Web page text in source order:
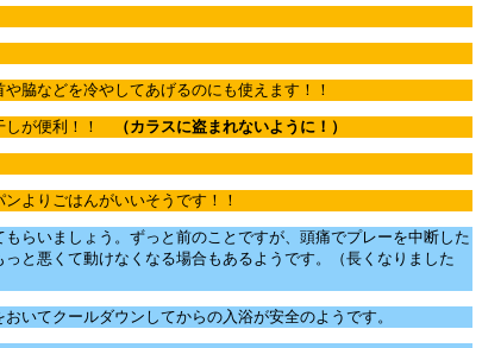
脇などを冷やしてあげるのにも使えます！！
しが便利！！ （カラスに盗まれないように！）
よりごはんがいいそうです！！
らいましょう。ずっと前のことですが、頭痛でプレーを中断した
と悪くて動けなくなる場合もあるようです。（長くなりました
いてクールダウンしてからの入浴が安全のようです。